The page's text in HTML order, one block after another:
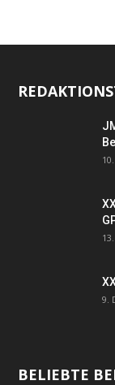
9.
BELIEBTE